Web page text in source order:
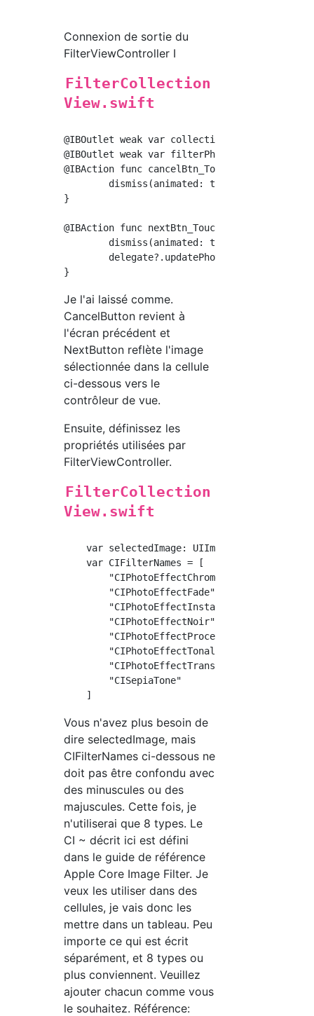
Connexion de sortie du
FilterViewController I
FilterCollection
View.swift
@IBOutlet weak var collectionView:
@IBOutlet weak var filterPhoto: UIImageView!
@IBAction func cancelBtn_TouchUpInside(_
dismiss(animated: true, completion:
}
@IBAction func nextBtn_TouchUpInside(_
dismiss(animated: true, completion:
delegate?.updatePhoto(image:
Je l'ai laissé comme.
CancelButton revient à
l'écran précédent et
NextButton reflète l'image
sélectionnée dans la cellule
ci-dessous vers le
contrôleur de vue.
Ensuite, définissez les
propriétés utilisées par
FilterViewController.
FilterCollection
View.swift
    var selectedImage: UIImage!
    var CIFilterNames = [
        "CIPhotoEffectChrome",
        "CIPhotoEffectFade",
        "CIPhotoEffectInstant",
        "CIPhotoEffectNoir",
        "CIPhotoEffectProcess",
        "CIPhotoEffectTonal",
        "CIPhotoEffectTransfer",
        "CISepiaTone"
Vous n'avez plus besoin de
dire selectedImage, mais
CIFilterNames ci-dessous ne
doit pas être confondu avec
des minuscules ou des
majuscules. Cette fois, je
n'utiliserai que 8 types. Le
CI ~ décrit ici est défini
dans le guide de référence
Apple Core Image Filter. Je
veux les utiliser dans des
cellules, je vais donc les
mettre dans un tableau. Peu
importe ce qui est écrit
séparément, et 8 types ou
plus conviennent. Veuillez
ajouter chacun comme vous
le souhaitez. Référence: